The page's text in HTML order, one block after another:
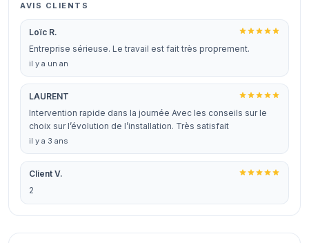
AVIS CLIENTS
Loïc R.
Entreprise sérieuse. Le travail est fait très proprement.
il y a un an
LAURENT
Intervention rapide dans la journée Avec les conseils sur le
choix sur l’évolution de l’installation. Très satisfait
il y a 3 ans
Client V.
2